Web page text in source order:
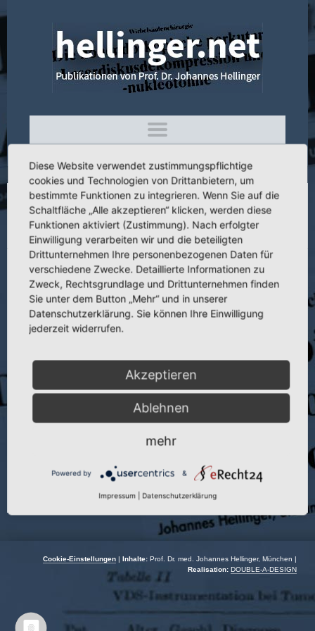
4.102 Nosologie der zervikalen
vertebragenen Sydrome
Titel:Nosologie der zervikalen vertebragenen Sydrome
Veranstaltung:25.Tagung der Ges. f. Orthop. der DDR mit int.
Beteiligung
Autoren:J. Hellinger und U. Manitz
Veranstaltungsort:
04.06.–08.06.1978
Cookie-Einstellungen | Inhalte: Prof. Dr. med. Johannes Hellinger, München |
Realisation: DOUBLE-A-DESIGN
Diese Website verwendet zustimmungspflichtige
cookies und Technologien von Drittanbietern, um
bestimmte Funktionen zu integrieren. Wenn Sie auf die
Schaltfläche „Alle akzeptieren“ klicken, werden diese
Funktionen aktiviert (Zustimmung). Nach erfolgter
Einwilligung verarbeiten wir und die beteiligten
Drittunternehmen Ihre personenbezogenen Daten für
verschiedene Zwecke. Detaillierte Informationen zu
Zweck, Rechtsgrundlage und Drittunternehmen finden
Sie unter dem Button „Mehr“ und in unserer
Datenschutzerklärung. Sie können Ihre Einwilligung
jederzeit widerrufen.
Akzeptieren
Ablehnen
mehr
Powered by &
Impressum Datenschutzerklärung